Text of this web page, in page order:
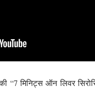
की “7 मिनिट्स ऑन लिवर